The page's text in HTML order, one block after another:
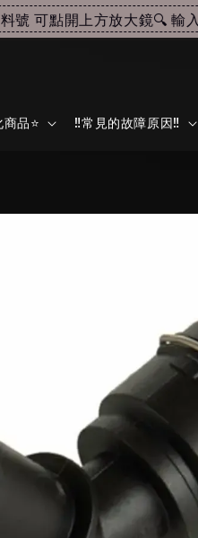
可點開上方放大鏡🔍 輸入
品⭐ ‼️常見的故障原因‼️